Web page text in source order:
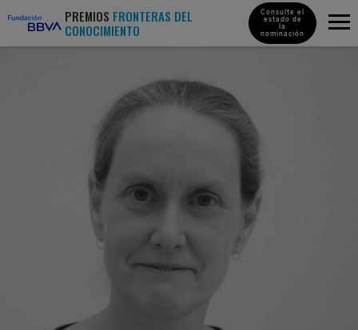
PREMIOS FRONTERAS DEL
CONOCIMIENTO
Consulte el
estado de
la
nominación